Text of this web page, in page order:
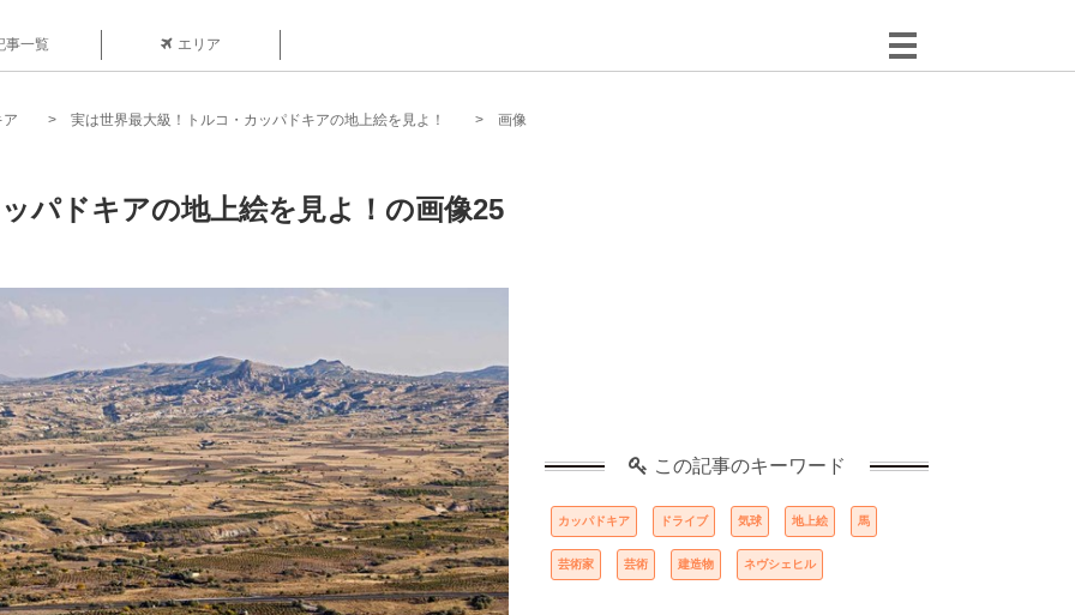
事一覧 エリア
ア 実は世界最大級！トルコ・カッパドキアの地上絵を見よ！ 画像
パドキアの地上絵を見よ！の画像25
この記事のキーワード
カッパドキア ドライブ 気球 地上絵 馬
芸術家 芸術 建造物 ネヴシェヒル